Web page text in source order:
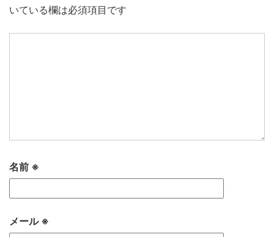
いている欄は必須項目です
名前 ※
メール ※